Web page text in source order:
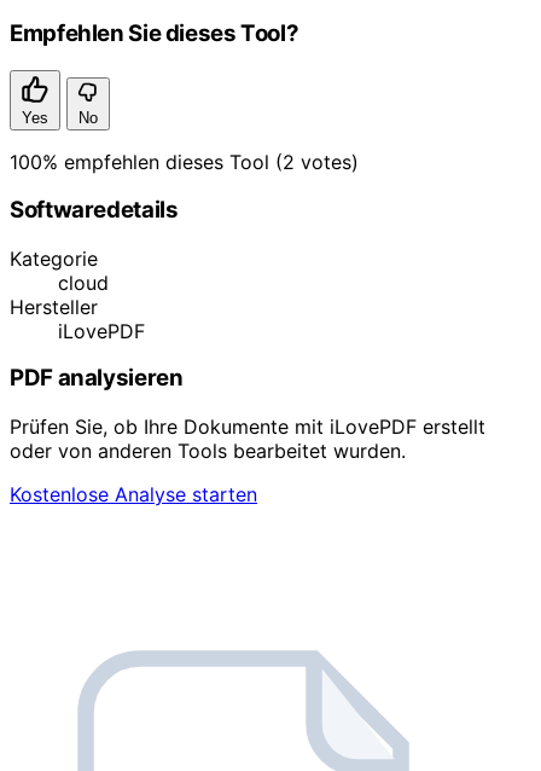
Empfehlen Sie dieses Tool?
Yes No
100% empfehlen dieses Tool (2 votes)
Softwaredetails
Kategorie
cloud
Hersteller
iLovePDF
PDF analysieren
Prüfen Sie, ob Ihre Dokumente mit iLovePDF erstellt
oder von anderen Tools bearbeitet wurden.
Kostenlose Analyse starten